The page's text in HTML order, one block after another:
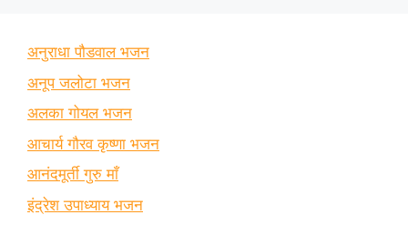
अनुराधा पौडवाल भजन
अनूप जलोटा भजन
अलका गोयल भजन
आचार्य गौरव कृष्णा भजन
आनंदमूर्ती गुरु माँ
इंद्रेश उपाध्याय भजन